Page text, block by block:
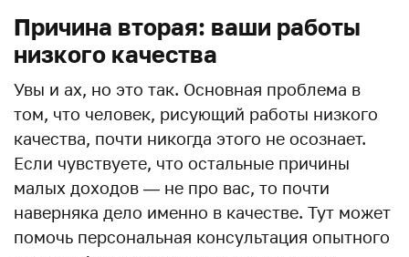
Причина вторая: ваши работы
низкого качества
Увы и ах, но это так. Основная проблема в
том, что человек, рисующий работы низкого
качества, почти никогда этого не осознает.
Если чувствуете, что остальные причины
малых доходов — не про вас, то почти
наверняка дело именно в качестве. Тут может
помочь персональная консультация опытного